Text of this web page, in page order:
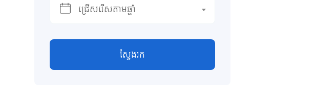
ជ្រើសរើសតាមឆ្នាំ
ស្វែងរក